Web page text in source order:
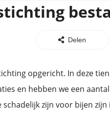
Delen
opgericht. In deze
en hebben we een
zijn voor bijen